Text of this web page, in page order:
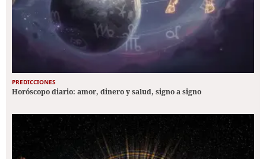
PREDICCIONES
Horóscopo diario: amor, dinero y salud, signo a signo